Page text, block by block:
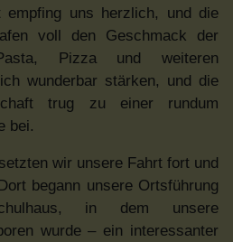
empfing uns herzlich, und die
voll den Geschmack der
Pizza und weiteren
wunderbar stärken, und die
trug zu einer rundum
bei.
wir unsere Fahrt fort und
begann unsere Ortsführung
in dem unsere
wurde – ein interessanter